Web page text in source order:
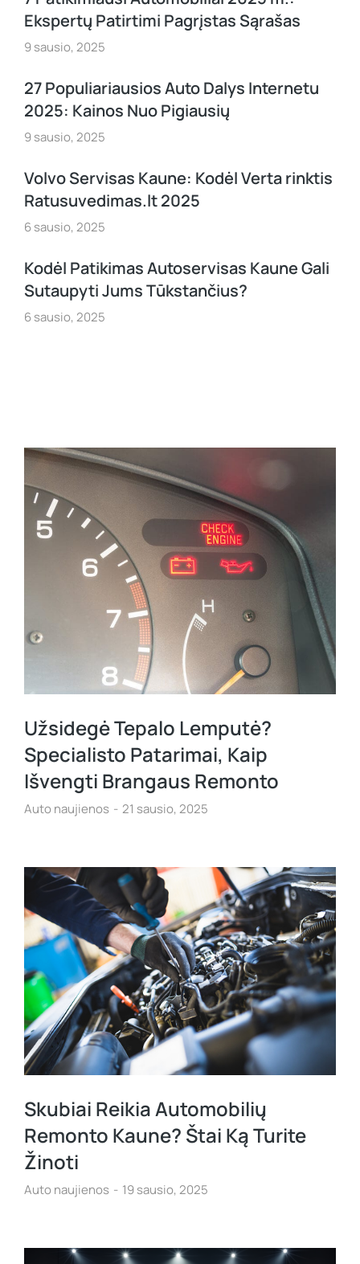
Ekspertų Patirtimi Pagrįstas Sąrašas
9 sausio, 2025
27 Populiariausios Auto Dalys Internetu
2025: Kainos Nuo Pigiausių
9 sausio, 2025
Volvo Servisas Kaune: Kodėl Verta rinktis
Ratusuvedimas.lt 2025
6 sausio, 2025
Kodėl Patikimas Autoservisas Kaune Gali
Sutaupyti Jums Tūkstančius?
6 sausio, 2025
Užsidegė Tepalo Lemputė?
Specialisto Patarimai, Kaip
Išvengti Brangaus Remonto
Auto naujienos 21 sausio, 2025
Skubiai Reikia Automobilių
Remonto Kaune? Štai Ką Turite
Žinoti
Auto naujienos 19 sausio, 2025